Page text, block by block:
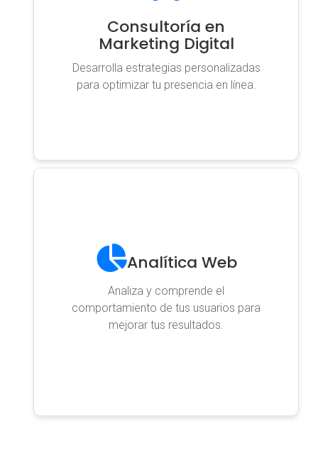
Consultoría en
Marketing Digital
Desarrolla estrategias personalizadas
para optimizar tu presencia en línea.
Analítica Web
Analiza y comprende el
comportamiento de tus usuarios para
mejorar tus resultados.